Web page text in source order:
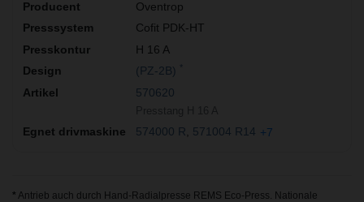
Oventrop
Cofit PDK-HT
H 16 A
(PZ-2B)
570620
574000 R 571004 R14 +7
* Antrieb auch durch Hand-Radialpresse REMS Eco-Press. Nationale